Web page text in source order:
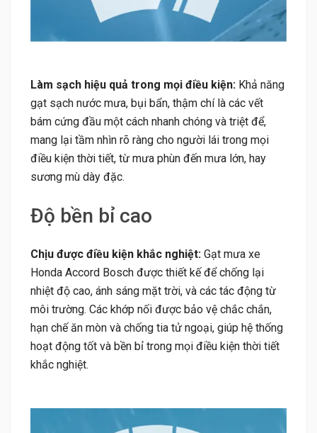
Làm sạch hiệu quả trong mọi điều kiện: Khả năng
gạt sạch nước mưa, bụi bẩn, thậm chí là các vết
bám cứng đầu một cách nhanh chóng và triệt để,
mang lại tầm nhìn rõ ràng cho người lái trong mọi
điều kiện thời tiết, từ mưa phùn đến mưa lớn, hay
sương mù dày đặc.
Độ bền bỉ cao
Chịu được điều kiện khắc nghiệt: Gạt mưa xe
Honda Accord Bosch được thiết kế để chống lại
nhiệt độ cao, ánh sáng mặt trời, và các tác động từ
môi trường. Các khớp nối được bảo vệ chắc chắn,
hạn chế ăn mòn và chống tia tử ngoại, giúp hệ thống
hoạt động tốt và bền bỉ trong mọi điều kiện thời tiết
khắc nghiệt.